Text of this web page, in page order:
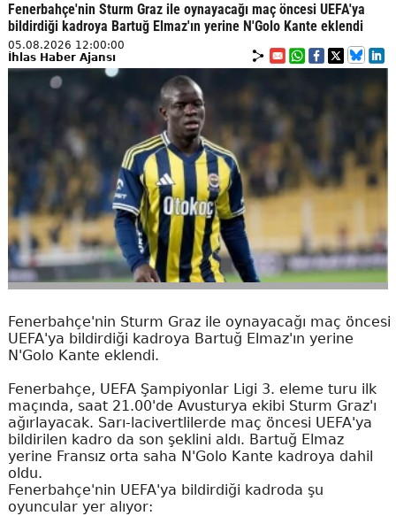
Fenerbahçe'nin Sturm Graz ile oynayacağı maç öncesi UEFA'ya
bildirdiği kadroya Bartuğ Elmaz'ın yerine N'Golo Kante eklendi
05.08.2026 12:00:00
İhlas Haber Ajansı
Fenerbahçe'nin Sturm Graz ile oynayacağı maç öncesi
UEFA'ya bildirdiği kadroya Bartuğ Elmaz'ın yerine
N'Golo Kante eklendi.
Fenerbahçe, UEFA Şampiyonlar Ligi 3. eleme turu ilk
maçında, saat 21.00'de Avusturya ekibi Sturm Graz'ı
ağırlayacak. Sarı-lacivertlilerde maç öncesi UEFA'ya
bildirilen kadro da son şeklini aldı. Bartuğ Elmaz
yerine Fransız orta saha N'Golo Kante kadroya dahil
oldu.
Fenerbahçe'nin UEFA'ya bildirdiği kadroda şu
oyuncular yer alıyor: